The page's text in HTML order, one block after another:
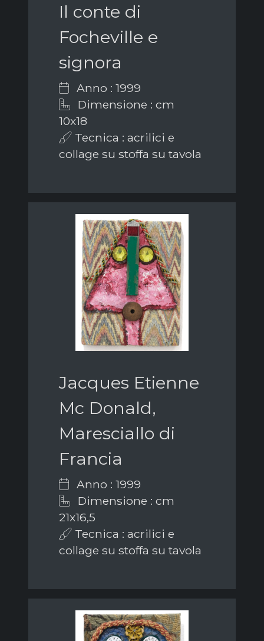
Il conte di
Focheville e
signora
Anno : 1999
Dimensione : cm
10x18
Tecnica : acrilici e
collage su stoffa su tavola
Jacques Etienne
Mc Donald,
Maresciallo di
Francia
Anno : 1999
Dimensione : cm
21x16,5
Tecnica : acrilici e
collage su stoffa su tavola